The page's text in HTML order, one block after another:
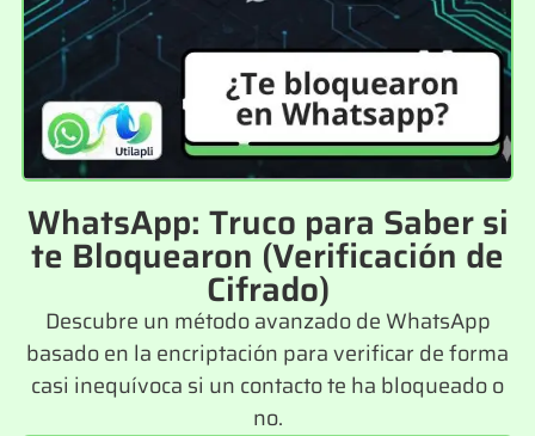
WhatsApp: Truco para Saber si
te Bloquearon (Verificación de
Cifrado)
Descubre un método avanzado de WhatsApp
basado en la encriptación para verificar de forma
casi inequívoca si un contacto te ha bloqueado o
no.